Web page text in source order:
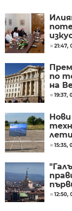
21:47,
по
на
19:37,
в15:35,
12:50,